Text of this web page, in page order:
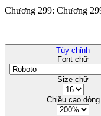
Chương 299: Chương
Tùy chỉnh
Font chữ
Size chữ
Chiều cao dòng